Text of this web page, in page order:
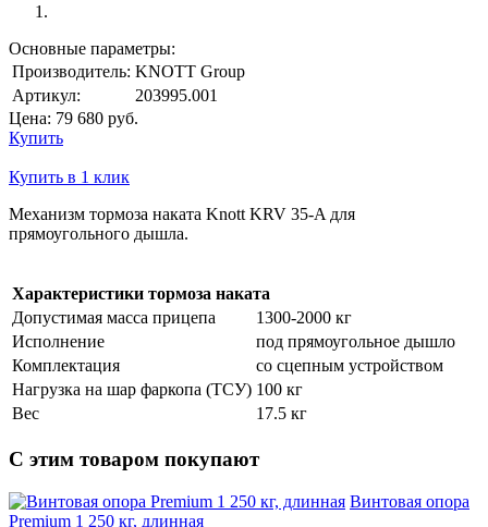
Основные параметры:
Производитель: KNOTT Group
Артикул:
203995.001
Цена: 79 680 руб.
Купить
Купить в 1 клик
Механизм тормоза наката Knott KRV 35-A для
прямоугольного дышла.
Характеристики тормоза наката
Допустимая масса прицепа
1300-2000 кг
Исполнение
под прямоугольное дышло
Комплектация
со сцепным устройством
Нагрузка на шар фаркопа (ТСУ) 100 кг
Вес
17.5 кг
С этим товаром покупают
Винтовая опора
Premium 1 250 кг, длинная